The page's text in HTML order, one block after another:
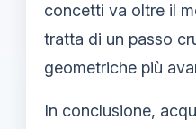
concetti va oltre il
tratta di un passo
geometriche più
In conclusione,